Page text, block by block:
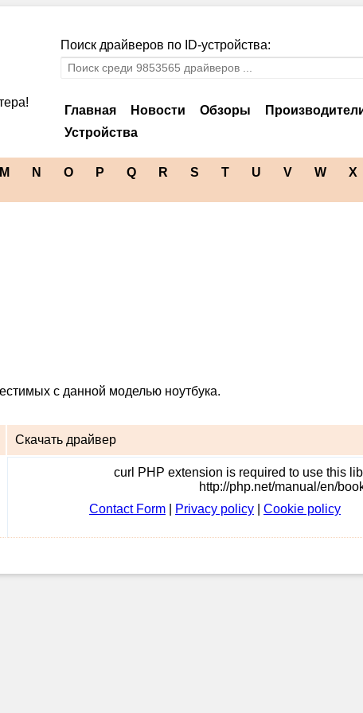
Поиск драйверов по ID-устройства:
Главная Новости Обзоры
Устройства
M N O P Q R S T U V W X
с данной моделью ноутбука.
Скачать драйвер
curl PHP extension is required to use this
http://php.net/manual/en/
Contact Form
Privacy policy Cookie policy